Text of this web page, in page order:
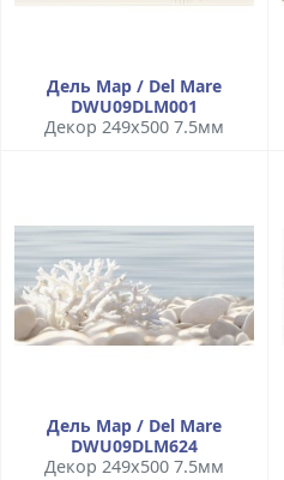
Дель Мар / Del Mare
DWU09DLM001
Декор 249x500 7.5мм
Дель Мар / Del Mare
DWU09DLM624
Декор 249x500 7.5мм